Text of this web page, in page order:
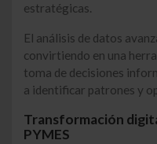
estratégicas.
El análisis de datos
convirtiendo en una
toma de decisiones
a identificar patrones y
Transformación
PYMES